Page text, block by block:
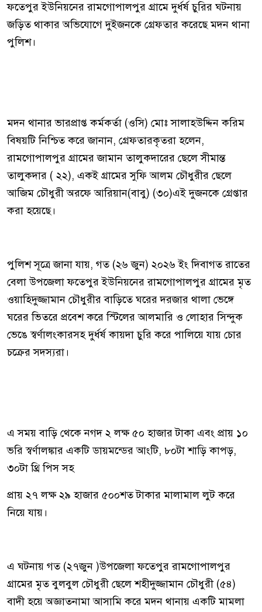
ফতেপুর ইউনিয়নের রামগোপালপুর গ্রামে দুর্ধর্ষ চুরির ঘটনায়
জড়িত থাকার অভিযোগে দুইজনকে গ্রেফতার করেছে মদন থানা
পুলিশ।
মদন থানার ভারপ্রাপ্ত কর্মকর্তা (ওসি) মোঃ সালাহউদ্দিন করিম
বিষয়টি নিশ্চিত করে জানান, গ্রেফতারকৃতরা হলেন,
রামগোপালপুর গ্রামের জামান তালুকদারের ছেলে সীমান্ত
তালুকদার ( ২২), একই গ্রামের সুফি আলম চৌধুরীর ছেলে
আজিম চৌধুরী অরফে আরিয়ান(বাবু) (৩০)এই দুজনকে গ্রেপ্তার
করা হয়েছে।
পুলিশ সূত্রে জানা যায়, গত (২৬ জুন) ২০২৬ ইং দিবাগত রাতের
বেলা উপজেলা ফতেপুর ইউনিয়নের রামগোপালপুর গ্রামের মৃত
ওয়াহিদুজ্জামান চৌধুরীর বাড়িতে ঘরের দরজার থালা ভেঙ্গে
ঘরের ভিতরে প্রবেশ করে স্টিলের আলমারি ও লোহার সিন্দুক
ভেঙে স্বর্ণালংকারসহ দুর্ধর্ষ কায়দা চুরি করে পালিয়ে যায় চোর
চক্রের সদস্যরা।
এ সময় বাড়ি থেকে নগদ ২ লক্ষ ৫০ হাজার টাকা এবং প্রায় ১০
ভরি স্বর্ণালঙ্কার একটি ডায়মন্ডের আংটি, ৮০টা শাড়ি কাপড়,
৩০টা থ্রি পিস সহ
প্রায় ২৭ লক্ষ ২৯ হাজার ৫০০শত টাকার মালামাল লুট করে
নিয়ে যায়।
এ ঘটনায় গত (২৭জুন )উপজেলা ফতেপুর রামগোপালপুর
গ্রামের মৃত বুলবুল চৌধুরী ছেলে শহীদুজ্জামান চৌধুরী (৫৪)
বাদী হয়ে অজ্ঞাতনামা আসামি করে মদন থানায় একটি মামলা